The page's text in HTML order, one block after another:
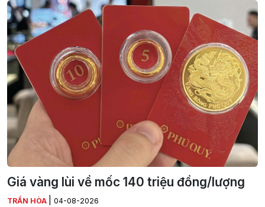
Giá vàng lùi về mốc 140 triệu đồng/lượng
TRẦN HÒA 04-08-2026